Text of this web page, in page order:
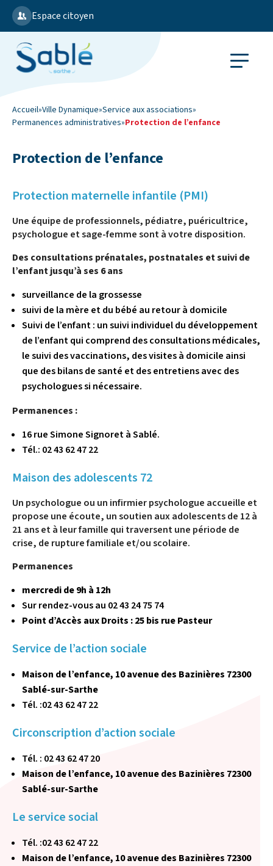
Espace citoyen
Accueil»Ville Dynamique»Service aux associations»
Permanences administratives»Protection de l’enfance
Protection de l’enfance
Protection maternelle infantile (PMI)
Une équipe de professionnels, pédiatre, puéricultrice,
psychologue et sage-femme sont à votre disposition.
Des consultations prénatales, postnatales et suivi de
l’enfant jusqu’à ses 6 ans
surveillance de la grossesse
suivi de la mère et du bébé au retour à domicile
Suivi de l’enfant : un suivi individuel du développement
de l’enfant qui comprend des consultations médicales,
le suivi des vaccinations, des visites à domicile ainsi
que des bilans de santé et des entretiens avec des
psychologues si nécessaire.
Permanences :
16 rue Simone Signoret à Sablé.
Tél.: 02 43 62 47 22
Maison des adolescents 72
Un psychologue ou un infirmier psychologue accueille et
propose une écoute, un soutien aux adolescents de 12 à
21 ans et à leur famille qui traversent une période de
crise, de rupture familiale et/ou scolaire.
Permanences
mercredi de 9h à 12h
Sur rendez-vous au 02 43 24 75 74
Point d’Accès aux Droits : 25 bis rue Pasteur
Service de l’action sociale
Maison de l’enfance, 10 avenue des Bazinières 72300
Sablé-sur-Sarthe
Tél. :02 43 62 47 22
Circonscription d’action sociale
Tél. : 02 43 62 47 20
Maison de l’enfance, 10 avenue des Bazinières 72300
Sablé-sur-Sarthe
Le service social
Tél. :02 43 62 47 22
Maison de l’enfance, 10 avenue des Bazinières 72300